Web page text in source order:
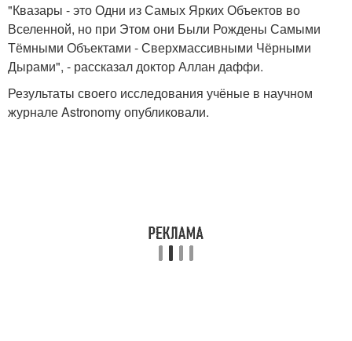
"Квазары - это Одни из Самых Ярких Объектов во
Вселенной, но при Этом они Были Рождены Самыми
Тёмными Объектами - Сверхмассивными Чёрными
Дырами", - рассказал доктор Аллан даффи.
Результаты своего исследования учёные в научном
журнале Astronomy опубликовали.